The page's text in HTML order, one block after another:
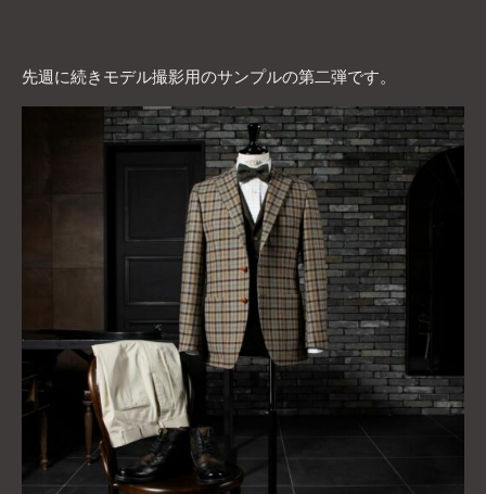
先週に続きモデル撮影用のサンプルの第二弾です。